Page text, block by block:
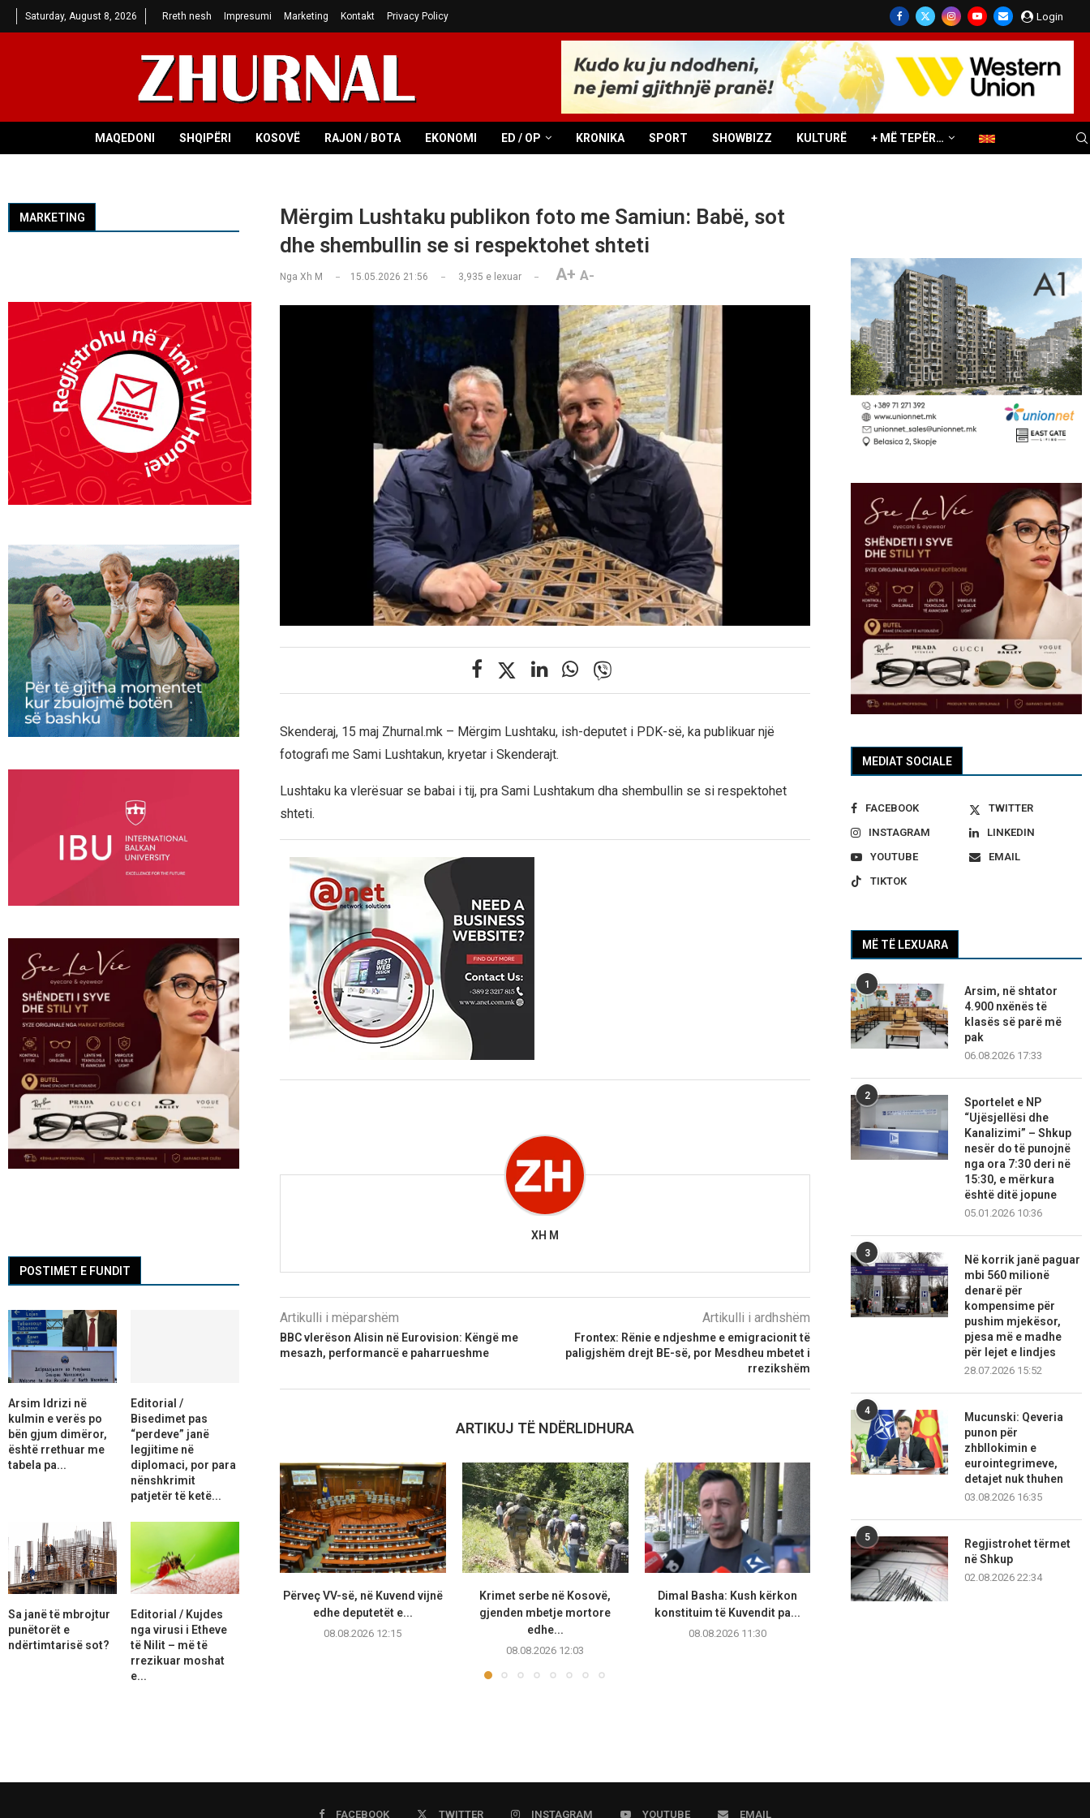
Saturday, August 8, 2026 Rreth nesh Impresumi Marketing Kontakt Privacy Policy Login
MAQEDONI SHQIPËRI KOSOVË RAJON / BOTA EKONOMI ED / OP KRONIKA SPORT SHOWBIZZ KULTURË + MË TEPËR…
Mërgim Lushtaku publikon foto me Samiun: Babë, sot
dhe shembullin se si respektohet shteti
Nga Xh M 15.05.2026 21:56 3,935 e lexuar A+ A-
Skenderaj, 15 maj Zhurnal.mk – Mërgim Lushtaku, ish-deputet i PDK-së, ka publikuar një
fotografi me Sami Lushtakun, kryetar i Skenderajt.
Lushtaku ka vlerësuar se babai i tij, pra Sami Lushtakum dha shembullin se si respektohet
shteti.
XH M
Artikulli i mëparshëm
​BBC vlerëson Alisin në Eurovision: Këngë me
mesazh, performancë e paharrueshme
Artikulli i ardhshëm
Frontex: Rënie e ndjeshme e emigracionit të
paligjshëm drejt BE-së, por Mesdheu mbetet i
rrezikshëm
ARTIKUJ TË NDËRLIDHURA
Përveç VV-së, në Kuvend vijnë
edhe deputetët e...
08.08.2026 12:15
Krimet serbe në Kosovë,
gjenden mbetje mortore
edhe...
08.08.2026 12:03
Dimal Basha: Kush kërkon
konstituim të Kuvendit pa...
08.08.2026 11:30
Haradinaj: Kurti dhe Albulena
MEDIAT SOCIALE
FACEBOOK
TWITTER
INSTAGRAM
LINKEDIN
YOUTUBE
EMAIL
TIKTOK
MË TË LEXUARA
1
Arsim, në shtator
4.900 nxënës të
klasës së parë më
pak
06.08.2026 17:33
2
Sportelet e NP
“Ujësjellësi dhe
Kanalizimi” – Shkup
nesër do të punojnë
nga ora 7:30 deri në
15:30, e mërkura
është ditë jopune
05.01.2026 10:36
3
Në korrik janë paguar
mbi 560 milionë
denarë për
kompensime për
pushim mjekësor,
pjesa më e madhe
për lejet e lindjes
28.07.2026 15:52
4
Mucunski: Qeveria
punon për
zhbllokimin e
eurointegrimeve,
detajet nuk thuhen
03.08.2026 16:35
5
Regjistrohet tërmet
në Shkup
02.08.2026 22:34
MARKETING
POSTIMET E FUNDIT
Arsim Idrizi në
kulmin e verës po
bën gjum dimëror,
është rrethuar me
tabela pa...
Editorial /
Bisedimet pas
“perdeve” janë
legjitime në
diplomaci, por para
nënshkrimit
patjetër të ketë...
Sa janë të mbrojtur
punëtorët e
ndërtimtarisë sot?
Editorial / Kujdes
nga virusi i Etheve
të Nilit – më të
rrezikuar moshat
e...
FACEBOOK TWITTER INSTAGRAM YOUTUBE EMAIL